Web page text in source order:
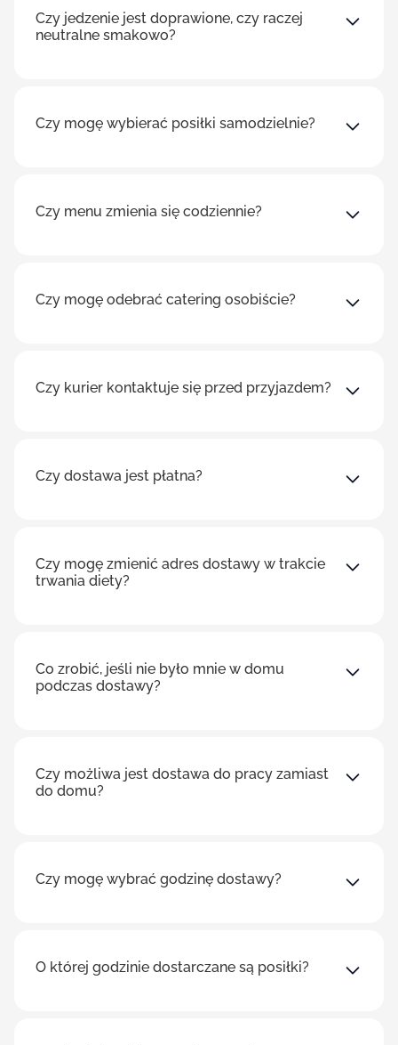
Czy jedzenie jest doprawione, czy raczej
neutralne smakowo?
Czy mogę wybierać posiłki samodzielnie?
Czy menu zmienia się codziennie?
Czy mogę odebrać catering osobiście?
Czy kurier kontaktuje się przed przyjazdem?
Czy dostawa jest płatna?
Czy mogę zmienić adres dostawy w trakcie
trwania diety?
Co zrobić, jeśli nie było mnie w domu
podczas dostawy?
Czy możliwa jest dostawa do pracy zamiast
do domu?
Czy mogę wybrać godzinę dostawy?
O której godzinie dostarczane są posiłki?